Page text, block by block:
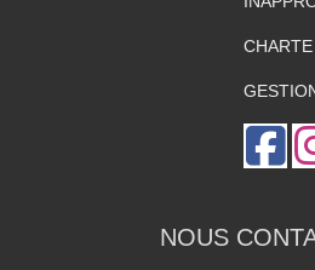
NOUS